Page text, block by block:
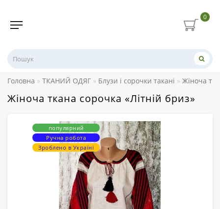
0
Головна ТКАНИЙ ОДЯГ Блузи і сорочки такані Жіноча
Жіноча ткана сорочка «Літній бриз»
популярний
Ручна робота
Зроблено в Україні